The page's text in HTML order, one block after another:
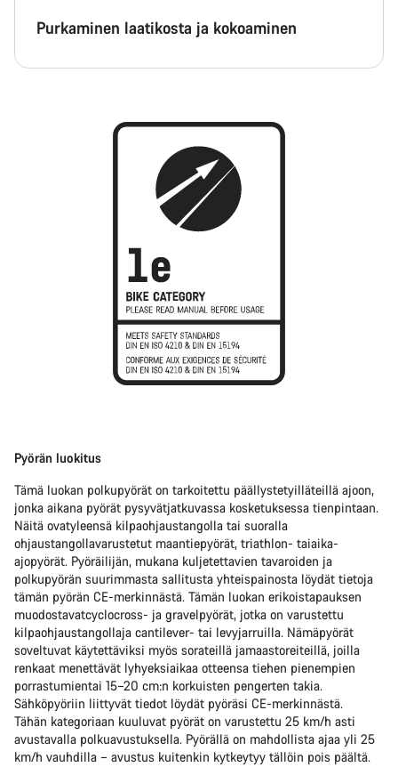
Purkaminen laatikosta ja kokoaminen
Pyörän luokitus
Tämä luokan polkupyörät on tarkoitettu päällystetyilläteillä ajoon,
jonka aikana pyörät pysyvätjatkuvassa kosketuksessa tienpintaan.
Näitä ovatyleensä kilpaohjaustangolla tai suoralla
ohjaustangollavarustetut maantiepyörät, triathlon- taiaika-
ajopyörät. Pyöräilijän, mukana kuljetettavien tavaroiden ja
polkupyörän suurimmasta sallitusta yhteispainosta löydät tietoja
tämän pyörän CE-merkinnästä. Tämän luokan erikoistapauksen
muodostavatcyclocross- ja gravelpyörät, jotka on varustettu
kilpaohjaustangollaja cantilever- tai levyjarruilla. Nämäpyörät
soveltuvat käytettäviksi myös sorateillä jamaastoreiteillä, joilla
renkaat menettävät lyhyeksiaikaa otteensa tiehen pienempien
porrastumientai 15–20 cm:n korkuisten pengerten takia.
Sähköpyöriin liittyvät tiedot löydät pyöräsi CE-merkinnästä.
Tähän kategoriaan kuuluvat pyörät on varustettu 25 km/h asti
avustavalla polkuavustuksella. Pyörällä on mahdollista ajaa yli 25
km/h vauhdilla – avustus kuitenkin kytkeytyy tällöin pois päältä.